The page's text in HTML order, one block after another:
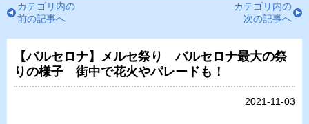
カテゴリ内の
前の記事へ
カテゴリ内の
次の記事へ
【バルセロナ】メルセ祭り バルセロナ最大の祭
りの様子 街中で花火やパレードも！
2021-11-03